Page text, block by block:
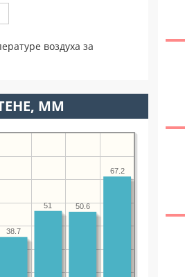
воздуха за
ММ
67.2
50.6
51
38.7